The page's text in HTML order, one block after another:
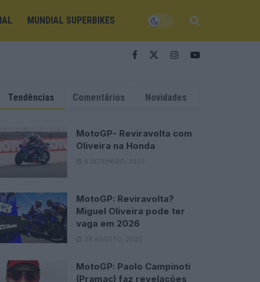
MUNDIAL SUPERBIKES
Tendências Comentários Novidades
MotoGP- Reviravolta com
Oliveira na Honda
8 SETEMBRO, 2025
MotoGP: Reviravolta?
Miguel Oliveira pode ter
vaga em 2026
28 AGOSTO, 2025
MotoGP: Paolo Campinoti
(Pramac) faz revelações